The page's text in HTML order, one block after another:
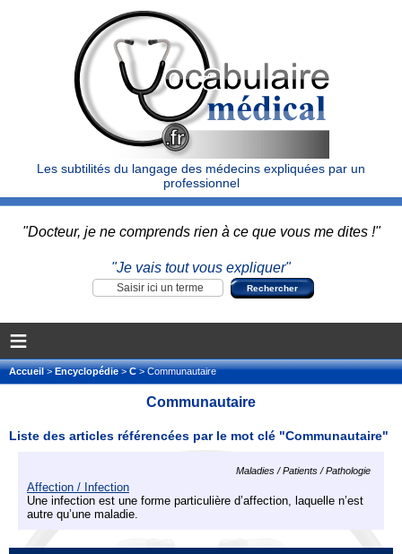
Les subtilités du langage des médecins expliquées par un
professionnel
"Docteur, je ne comprends rien à ce que vous me dites !"
"Je vais tout vous expliquer"
≡
Accueil>Encyclopédie>C> Communautaire
Communautaire
Liste des articles référencées par le mot clé "Communautaire"
Maladies / Patients / Pathologie
Affection / Infection
Une infection est une forme particulière d’affection, laquelle n’est
autre qu’une maladie.